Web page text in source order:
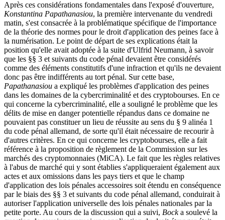
Après ces considérations fondamentales dans l'exposé d'ouverture,
Konstantina Papathanasiou, la première intervenante du vendredi
matin, s'est consacrée à la problématique spécifique de l'importance
de la théorie des normes pour le droit d'application des peines face à
la numérisation. Le point de départ de ses explications était la
position qu'elle avait adoptée à la suite d'Ulfrid Neumann, à savoir
que les §§ 3 et suivants du code pénal devaient être considérés
comme des éléments constitutifs d'une infraction et qu'ils ne devaient
donc pas être indifférents au tort pénal. Sur cette base,
Papathanasiou a expliqué les problèmes d'application des peines
dans les domaines de la cybercriminalité et des cryptobourses. En ce
qui concerne la cybercriminalité, elle a souligné le problème que les
délits de mise en danger potentielle répandus dans ce domaine ne
pouvaient pas constituer un lieu de réussite au sens du § 9 alinéa 1
du code pénal allemand, de sorte qu'il était nécessaire de recourir à
d'autres critères. En ce qui concerne les cryptobourses, elle a fait
référence à la proposition de règlement de la Commission sur les
marchés des cryptomonnaies (MiCA). Le fait que les règles relatives
à l'abus de marché qui y sont établies s'appliqueraient également aux
actes et aux omissions dans les pays tiers et que le champ
d'application des lois pénales accessoires soit étendu en conséquence
par le biais des §§ 3 et suivants du code pénal allemand, conduirait à
autoriser l'application universelle des lois pénales nationales par la
petite porte. Au cours de la discussion qui a suivi, Bocka soulevé la